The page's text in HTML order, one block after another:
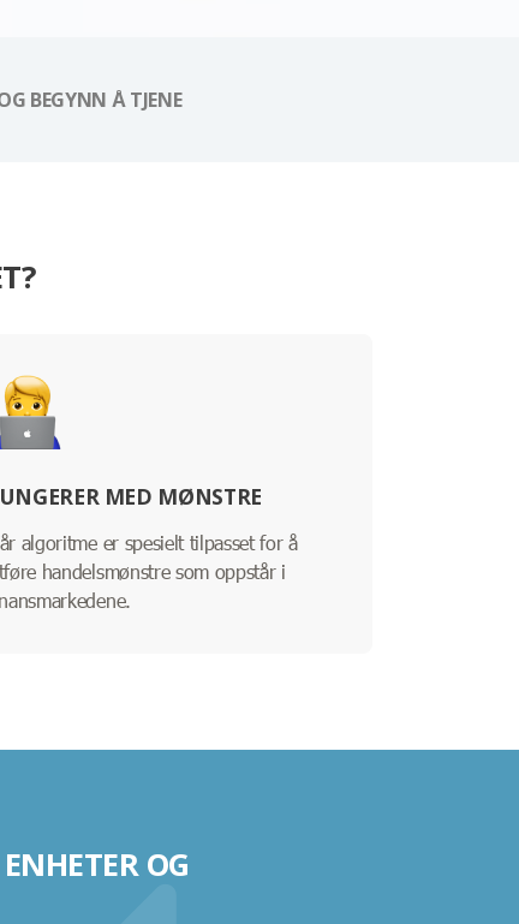
BEGYNN Å TJENE
MED MØNSTRE
algoritme er spesielt tilpasset for å
handelsmønstre som oppstår i
OG